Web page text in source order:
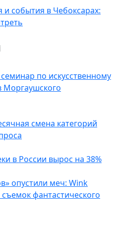
события в Чебоксарах:
по искусственному
Моргаушского
смена категорий
в России вырос на 38%
опустили меч: Wink
фантастического